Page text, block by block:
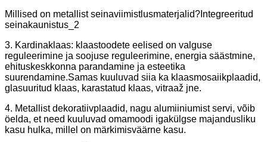
Millised on metallist seinaviimistlusmaterjalid?Integreeritud
seinakaunistus_2
3. Kardinaklaas: klaastoodete eelised on valguse
reguleerimine ja soojuse reguleerimine, energia säästmine,
ehituskeskkonna parandamine ja esteetika
suurendamine.Samas kuuluvad siia ka klaasmosaiikplaadid,
glasuuritud klaas, karastatud klaas, vitraaž jne.
4. Metallist dekoratiivplaadid, nagu alumiiniumist servi, võib
öelda, et need kuuluvad omamoodi igakülgse majandusliku
kasu hulka, millel on märkimisväärne kasu.